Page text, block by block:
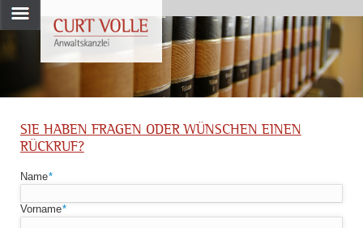
SIE HABEN FRAGEN ODER WÜNSCHEN EINEN
RÜCKRUF?
Pflichtfeld
Name*
Pflichtfeld
Vorname*